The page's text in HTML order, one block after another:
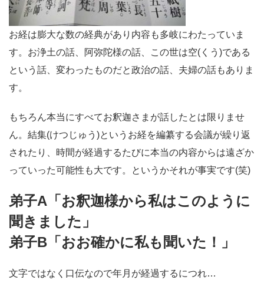
お経は膨大な数の経典があり内容も多岐にわたっていま
す。お浄土の話、阿弥陀様の話、この世は空(くう)である
という話、変わったものだと政治の話、夫婦の話もありま
す。
もちろん本当にすべてお釈迦さまが話したとは限りませ
ん。結集(けつじゅう)というお経を編纂する会議が繰り返
されたり、時間が経過するたびに本当の内容からは遠ざか
っていった可能性も大です。というかそれが事実です(笑)
弟子A「お釈迦様から私はこのように
聞きました」
弟子B「おお確かに私も聞いた！」
文字ではなく口伝なので年月が経過するにつれ…